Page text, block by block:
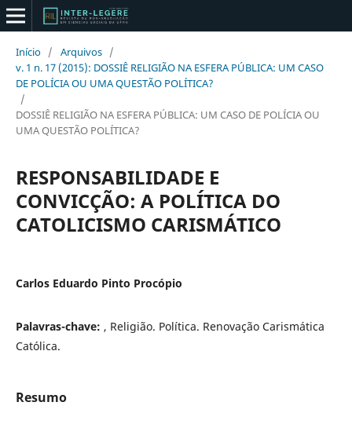
Início / Arquivos /
v. 1 n. 17 (2015): DOSSIÊ RELIGIÃO NA ESFERA PÚBLICA: UM CASO
DE POLÍCIA OU UMA QUESTÃO POLÍTICA?
/
DOSSIÊ RELIGIÃO NA ESFERA PÚBLICA: UM CASO DE POLÍCIA OU
UMA QUESTÃO POLÍTICA?
RESPONSABILIDADE E
CONVICÇÃO: A POLÍTICA DO
CATOLICISMO CARISMÁTICO
Carlos Eduardo Pinto Procópio
Palavras-chave: , Religião. Política. Renovação Carismática
Católica.
Resumo